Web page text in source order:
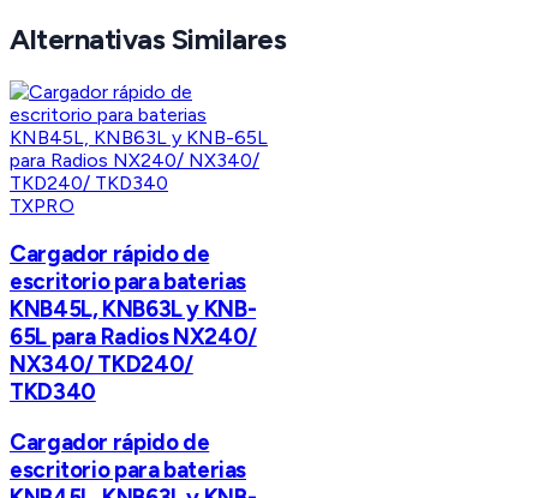
Alternativas Similares
TXPRO
Cargador rápido de
escritorio para baterias
KNB45L, KNB63L y KNB-
65L para Radios NX240/
NX340/ TKD240/
TKD340
Cargador rápido de
escritorio para baterias